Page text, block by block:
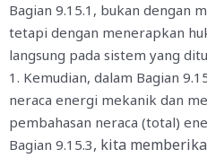
Bagian 9.15.1, bukan dengan
tetapi dengan menerapkan
langsung pada sistem yang
1. Kemudian, dalam Bagian
neraca energi mekanik dan
pembahasan neraca (total)
Bagian 9.15.3, kita